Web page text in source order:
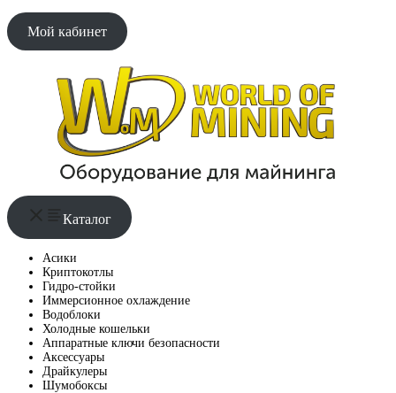
Мой кабинет
Каталог
Асики
Криптокотлы
Гидро-стойки
Иммерсионное охлаждение
Водоблоки
Холодные кошельки
Аппаратные ключи безопасности
Аксессуары
Драйкулеры
Шумобоксы